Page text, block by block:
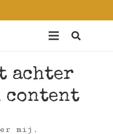
achter
content
mij.